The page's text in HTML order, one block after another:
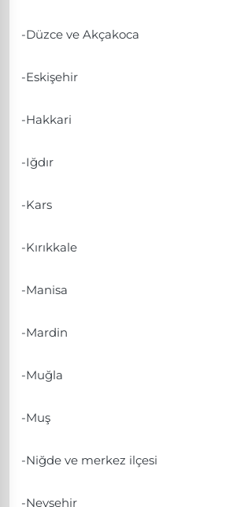
-Düzce ve Akçakoca
-Eskişehir
-Hakkari
-Iğdır
-Kars
-Kırıkkale
-Manisa
-Mardin
-Muğla
-Muş
-Niğde ve merkez ilçesi
-Nevşehir